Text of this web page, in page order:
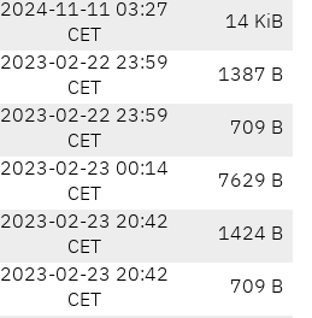
2024-11-11 03:27
CET
14 KiB
2023-02-22 23:59
CET
1387 B
2023-02-22 23:59
CET
709 B
2023-02-23 00:14
CET
7629 B
2023-02-23 20:42
CET
1424 B
2023-02-23 20:42
CET
709 B